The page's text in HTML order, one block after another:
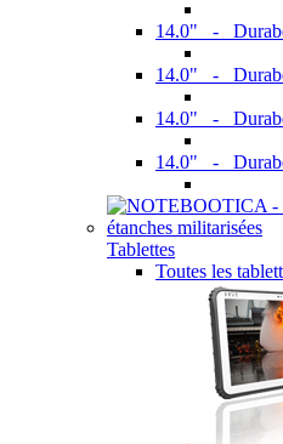
14.0" -
14.0" -
14.0" -
14.0" -
Tablettes
Toutes les